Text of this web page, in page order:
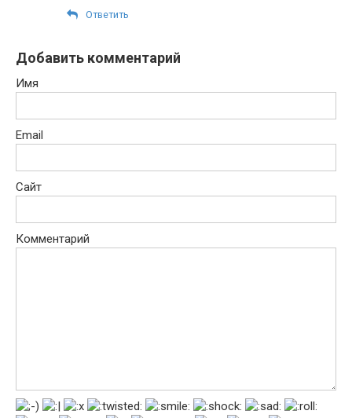
Ответить
Добавить комментарий
Имя
Email
Сайт
Комментарий